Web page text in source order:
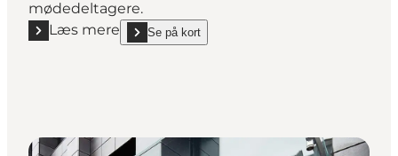
mødedeltagere.
Læs mere
Læs mere "Radisson RED Aarhus, venue"
Se på kort
show Radisson RED Aarhus, venue on_map